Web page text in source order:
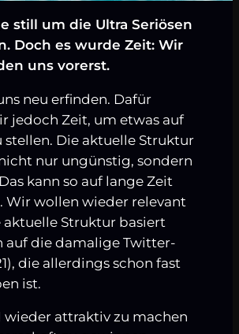
still um die Ultra Seriösen
Doch es wurde Zeit: Wir
uns vorerst.
neu erfinden. Dafür
jedoch Zeit, um etwas auf
stellen. Die aktuelle Struktur
nur ungünstig, sondern
kann so auf lange Zeit
Wir wollen wieder relevant
aktuelle Struktur basiert
auf die damalige Twitter-
die allerdings schon fast
ist.
wieder attraktiv zu machen